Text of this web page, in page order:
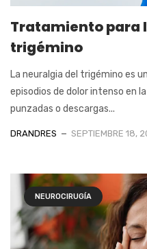
Tratamiento para
trigémino
La neuralgia del trigémino es
episodios de dolor intenso en
punzadas o descargas...
DRANDRES SEPTIEMBRE 18,
NEUROCIRUGÍA